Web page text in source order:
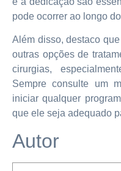
pode ocorrer ao longo
Além disso, destaco
outras opções de
cirurgias,
Sempre consulte um
iniciar qualquer
que ele seja adequado
Autor